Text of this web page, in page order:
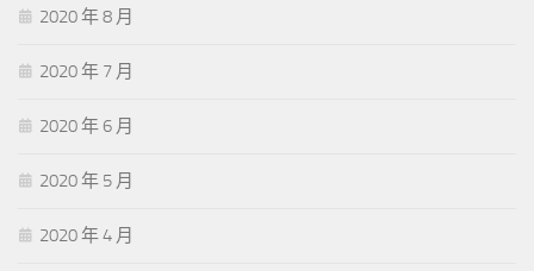
2020 年 8 月
2020 年 7 月
2020 年 6 月
2020 年 5 月
2020 年 4 月